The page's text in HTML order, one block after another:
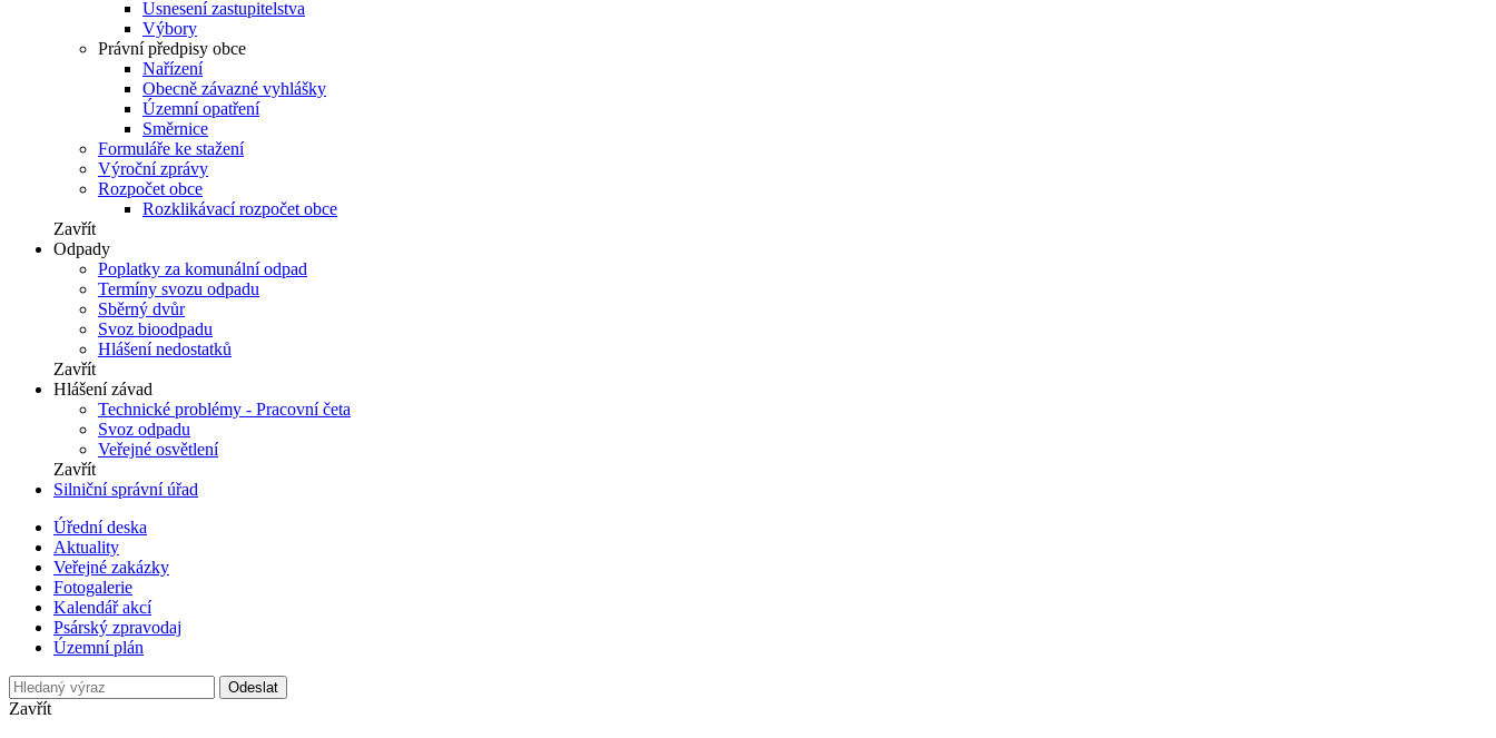
Usnesení zastupitelstva
Výbory
Právní předpisy obce
Nařízení
Obecně závazné vyhlášky
Územní opatření
Směrnice
Formuláře ke stažení
Výroční zprávy
Rozpočet obce
Rozklikávací rozpočet obce
Zavřít
Odpady
Poplatky za komunální odpad
Termíny svozu odpadu
Sběrný dvůr
Svoz bioodpadu
Hlášení nedostatků
Zavřít
Hlášení závad
Technické problémy - Pracovní četa
Svoz odpadu
Veřejné osvětlení
Zavřít
Silniční správní úřad
Úřední deska
Aktuality
Veřejné zakázky
Fotogalerie
Kalendář akcí
Psárský zpravodaj
Územní plán
Odeslat
Zavřít